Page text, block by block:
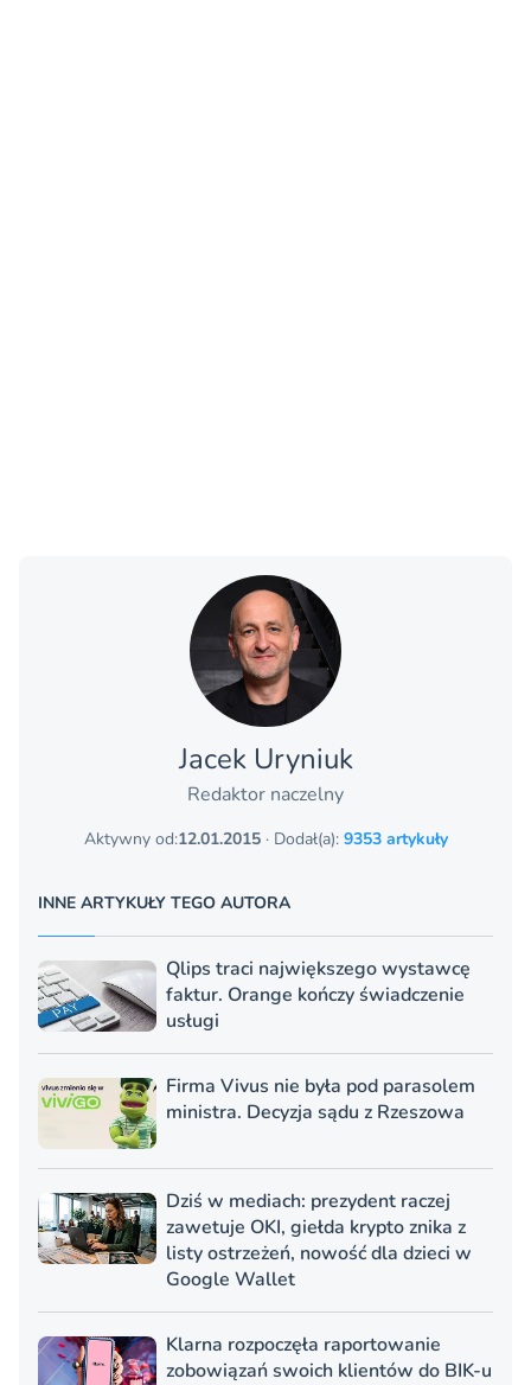
Jacek Uryniuk
Redaktor naczelny
Aktywny od:12.01.2015· Dodał(a): 9353 artykuły
INNE ARTYKUŁY TEGO AUTORA
Qlips traci największego wystawcę
faktur. Orange kończy świadczenie
usługi
Firma Vivus nie była pod parasolem
ministra. Decyzja sądu z Rzeszowa
Dziś w mediach: prezydent raczej
zawetuje OKI, giełda krypto znika z
listy ostrzeżeń, nowość dla dzieci w
Google Wallet
Klarna rozpoczęła raportowanie
zobowiązań swoich klientów do BIK-u